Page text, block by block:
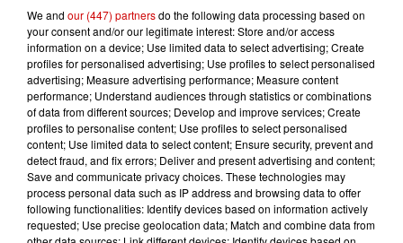
À LA UNE : affaire Manon
Relandeau, musée cambriolé et
Amel Bent en...
11h18
Disparition de Manon
Relandeau : sa mère réclame
l’intervention...
10h31
We and our (447) partnersdo the following data processing based on
your consent and/or our legitimate interest: Store and/or access
information on a device; Use limited data to select advertising; Create
profiles for personalised advertising; Use profiles to select personalised
advertising; Measure advertising performance; Measure content
performance; Understand audiences through statistics or combinations
of data from different sources; Develop and improve services; Create
profiles to personalise content; Use profiles to select personalised
content; Use limited data to select content; Ensure security, prevent and
detect fraud, and fix errors; Deliver and present advertising and content;
Save and communicate privacy choices. These technologies may
process personal data such as IP address and browsing data to offer
following functionalities: Identify devices based on information actively
requested; Use precise geolocation data; Match and combine data from